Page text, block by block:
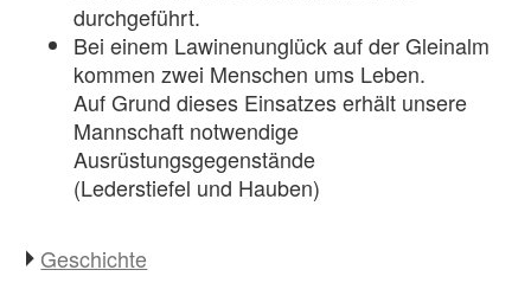
durchgeführt.
Bei einem Lawinenunglück auf der Gleinalm
kommen zwei Menschen ums Leben.
Auf Grund dieses Einsatzes erhält unsere
Mannschaft notwendige
Ausrüstungsgegenstände
(Lederstiefel und Hauben)
Geschichte